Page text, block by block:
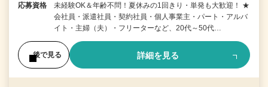
応募資格
未経験OK＆年齢不問！夏休みの1回きり・単発も大歓迎！ ★
会社員・派遣社員・契約社員・個人事業主・パート・アルバ
イト・主婦（夫）・フリーターなど、20代～50代…
後で見る 詳細を見る